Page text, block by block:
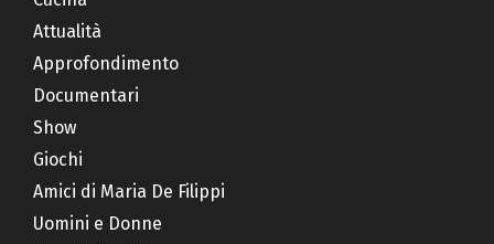
Attualità
Approfondimento
Documentari
Show
Giochi
Amici di Maria De Filippi
Uomini e Donne